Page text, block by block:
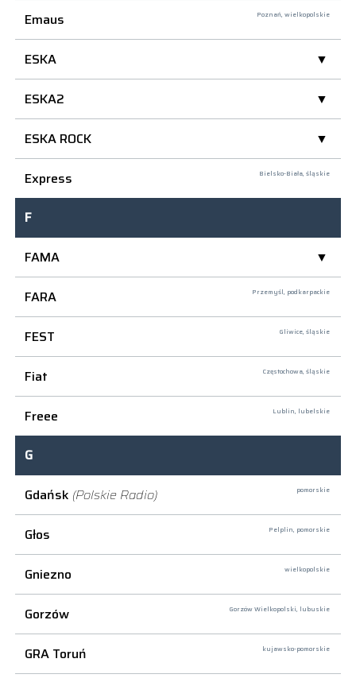
Emaus Poznań, wielkopolskie
ESKA
ESKA2
ESKA ROCK
Express
Bielsko-Biała, śląskie
F
FAMA
FARA
Przemyśl, podkarpackie
FEST Gliwice, śląskie
Fiat Częstochowa, śląskie
Freee Lublin, lubelskie
G
Gdańsk (Polskie Radio) pomorskie
Głos Pelplin, pomorskie
Gniezno wielkopolskie
Gorzów Gorzów Wielkopolski, lubuskie
GRA Toruń kujawsko-pomorskie